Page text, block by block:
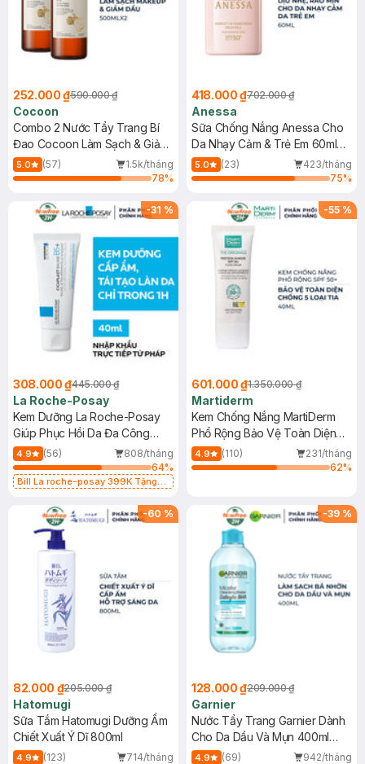
252.000 ₫590.000 ₫
Cocoon
Combo 2 Nước Tẩy Trang Bí
Đao Cocoon Làm Sạch & Giảm
Dầu 500ml
5.0 (57)
1.5k/tháng
78%
418.000 ₫702.000 ₫
Anessa
Sữa Chống Nắng Anessa Cho
Da Nhạy Cảm & Trẻ Em 60ml
(Mới)
5.0 (23)
423/tháng
75%
-31 %
308.000 ₫445.000 ₫
La Roche-Posay
Kem Dưỡng La Roche-Posay
Giúp Phục Hồi Da Đa Công
Dụng 40ml
4.9 (56)
808/tháng
64%
Bill La roche-posay 399K Tặng
(SL có hạn)
-55 %
601.000 ₫1.350.000 ₫
Martiderm
Kem Chống Nắng MartiDerm
Phổ Rộng Bảo Vệ Toàn Diện
40ml
4.9 (110)
231/tháng
62%
-60 %
82.000 ₫205.000 ₫
Hatomugi
Sữa Tắm Hatomugi Dưỡng Ẩm
Chiết Xuất Ý Dĩ 800ml
4.9 (123)
714/tháng
-39 %
128.000 ₫209.000 ₫
Garnier
Nước Tẩy Trang Garnier Dành
Cho Da Dầu Và Mụn 400ml
(Mới)
4.9 (69)
942/tháng